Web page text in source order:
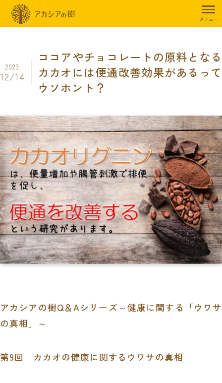
メニュー
トップページ 暮らしのお役立ち情報 ココアやチョコ
ココアやチョコレートの原料となる
カカオには便通改善効果があるって
ウソホント？
2023
12/14
アカシアの樹Q＆Aシリーズ～健康に関する「ウワサ
の真相」～
第9回 カカオの健康に関するウワサの真相